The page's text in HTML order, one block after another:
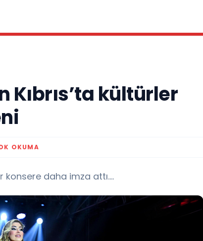
Kıbrıs’ta kültürler
OKUMA
konsere daha imza attı....